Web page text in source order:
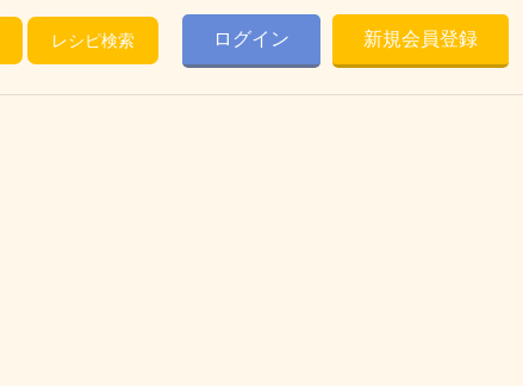
レシピ検索 ログイン 新規会員登録